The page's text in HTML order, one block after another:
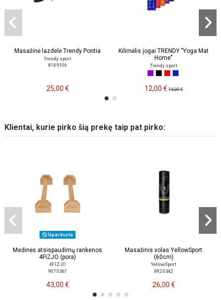
Masažinė lazdelė Trendy Pontia
Trendy sport
814 9106
25,00 €
Kilimėlis jogai TRENDY "Yoga Mat
Home"
Trendy sport
12,00 €16,00 €
Klientai, kurie pirko šią prekę taip pat pirko:
Išparduota
Medinės atsispaudimų rankenos
4FIZJO (pora)
4FIZJO
907 0367
43,00 €
Masažinis volas YellowSport
(60cm)
YellowSport
892 0342
26,00 €